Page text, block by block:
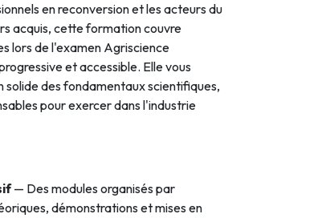
en reconversion et les acteurs du
acquis, cette formation couvre
lors de l'examen Agriscience
et accessible. Elle vous
des fondamentaux scientifiques,
pour exercer dans l'industrie
— Des modules organisés par
démonstrations et mises en